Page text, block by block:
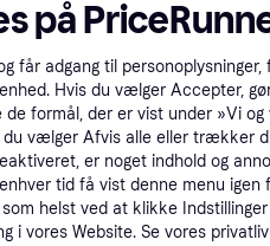
68 kr. fragt
på
får adgang til personoplysninger,
Hvis du vælger Accepter,
formål, der er vist under »Vi
du vælger Afvis alle eller trækker
er noget indhold og
tid få vist denne menu
helst ved at klikke
i vores Website. Se vores